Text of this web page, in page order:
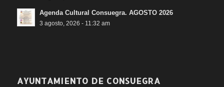
Agenda Cultural Consuegra. AGOSTO 2026
3 agosto, 2026 - 11:32 am
AYUNTAMIENTO DE CONSUEGRA